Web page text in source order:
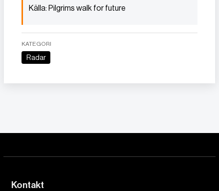
Källa: Pilgrims walk for future
KATEGORI
Radar
Kontakt